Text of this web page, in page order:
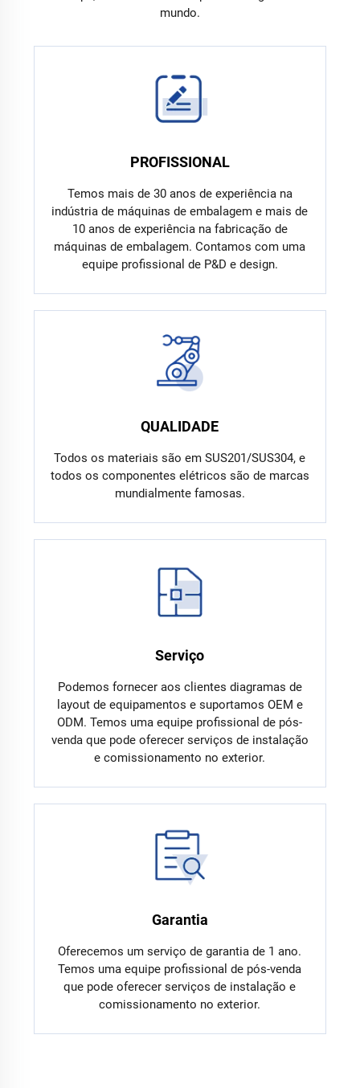
mundo.
PROFISSIONAL
Temos mais de 30 anos de experiência na
indústria de máquinas de embalagem e mais de
10 anos de experiência na fabricação de
máquinas de embalagem. Contamos com uma
equipe profissional de P&D e design.
QUALIDADE
Todos os materiais são em SUS201/SUS304, e
todos os componentes elétricos são de marcas
mundialmente famosas.
Serviço
Podemos fornecer aos clientes diagramas de
layout de equipamentos e suportamos OEM e
ODM. Temos uma equipe profissional de pós-
venda que pode oferecer serviços de instalação
e comissionamento no exterior.
Garantia
Oferecemos um serviço de garantia de 1 ano.
Temos uma equipe profissional de pós-venda
que pode oferecer serviços de instalação e
comissionamento no exterior.